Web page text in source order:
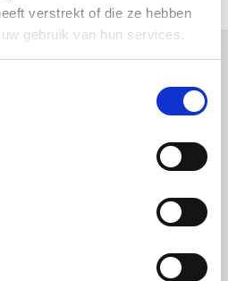
verstrekt of die ze hebben
gebruik van hun services.
Technische kunststoffen